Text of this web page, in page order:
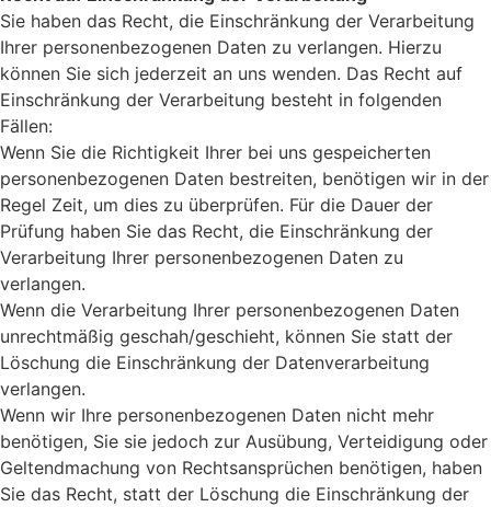
Sie haben das Recht, die Einschränkung der Verarbeitung
Ihrer personenbezogenen Daten zu verlangen. Hierzu
können Sie sich jederzeit an uns wenden. Das Recht auf
Einschränkung der Verarbeitung besteht in folgenden
Fällen:
Wenn Sie die Richtigkeit Ihrer bei uns gespeicherten
personenbezogenen Daten bestreiten, benötigen wir in der
Regel Zeit, um dies zu überprüfen. Für die Dauer der
Prüfung haben Sie das Recht, die Einschränkung der
Verarbeitung Ihrer personenbezogenen Daten zu
verlangen.
Wenn die Verarbeitung Ihrer personenbezogenen Daten
unrechtmäßig geschah/geschieht, können Sie statt der
Löschung die Einschränkung der Datenverarbeitung
verlangen.
Wenn wir Ihre personenbezogenen Daten nicht mehr
benötigen, Sie sie jedoch zur Ausübung, Verteidigung oder
Geltendmachung von Rechtsansprüchen benötigen, haben
Sie das Recht, statt der Löschung die Einschränkung der